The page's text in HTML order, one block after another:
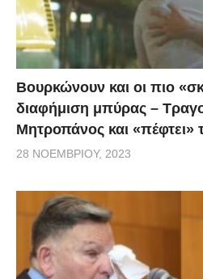
καταθέσει σχετική πρόταση.
παρουσιάζουμε τις απόψεις
επετείου της 28ης
παρελάσεων.
Βουρκώνουν και οι πιο
διαφήμιση μπύρας –
Μητροπάνος και «πέφτει»
28 ΝΟΕΜΒΡΊΟΥ, 2023